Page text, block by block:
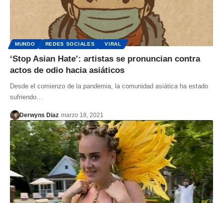
MUNDO REDES SOCIALES VIRAL
‘Stop Asian Hate’: artistas se pronuncian contra
actos de odio hacia asiáticos
Desde el comienzo de la pandemia, la comunidad asiática ha estado
sufriendo…
Derwyns Diaz marzo 18, 2021